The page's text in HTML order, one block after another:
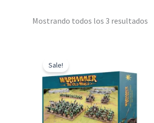
Mostrando todos los 3 resultados
Sale!